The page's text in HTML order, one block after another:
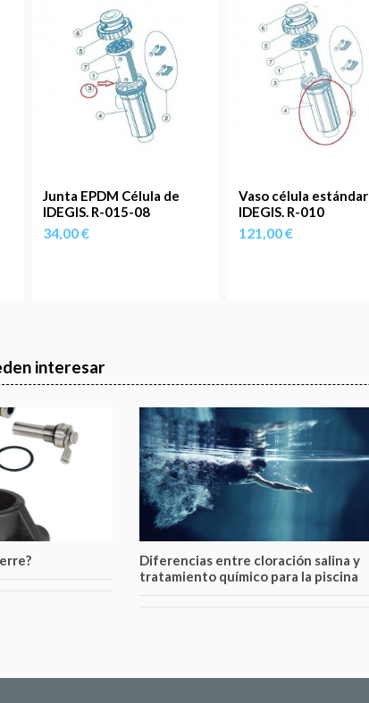
Junta EPDM Célula de
IDEGIS. R-015-08
34,00 €
Vaso célula estándar
IDEGIS. R-010
121,00 €
interesar
Diferencias entre cloración salina y
tratamiento químico para la piscina